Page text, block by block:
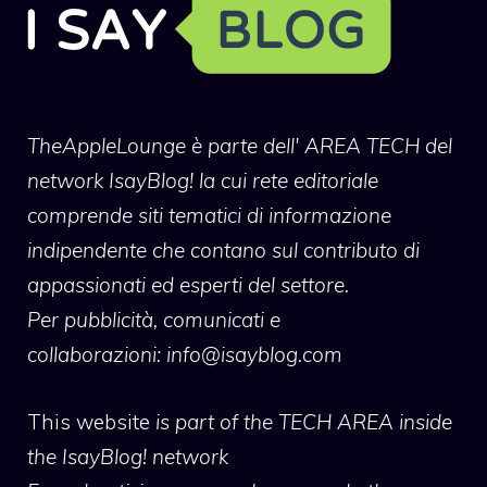
TheAppleLounge è parte dell' AREA TECH del
network IsayBlog! la cui rete editoriale
comprende siti tematici di informazione
indipendente che contano sul contributo di
appassionati ed esperti del settore.
Per pubblicità, comunicati e
collaborazioni: info@isayblog.com
This website is part of the TECH AREA inside
the IsayBlog! network